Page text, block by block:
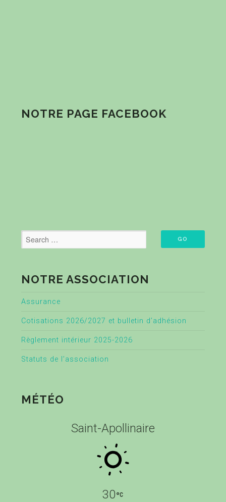
NOTRE PAGE FACEBOOK
NOTRE ASSOCIATION
Assurance
Cotisations 2026/2027 et bulletin d’adhésion
Règlement intérieur 2025-2026
Statuts de l’association
MÉTÉO
Saint-Apollinaire
30